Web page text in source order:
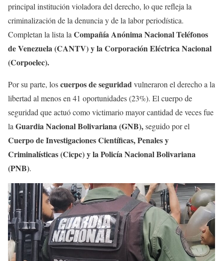
principal institución violadora del derecho, lo que refleja la
criminalización de la denuncia y de la labor periodística.
Completan la lista la Compañía Anónima Nacional Teléfonos
de Venezuela (CANTV) y la Corporación Eléctrica Nacional
(Corpoelec).
Por su parte, loscuerpos de seguridadvulneraron el derecho a la
libertad al menos en 41 oportunidades (23%). El cuerpo de
seguridad que actuó como victimario mayor cantidad de veces fue
la Guardia Nacional Bolivariana (GNB),seguido por el
Cuerpo de Investigaciones Científicas, Penales y
Criminalísticas (Cicpc) y la Policía Nacional Bolivariana
(PNB).